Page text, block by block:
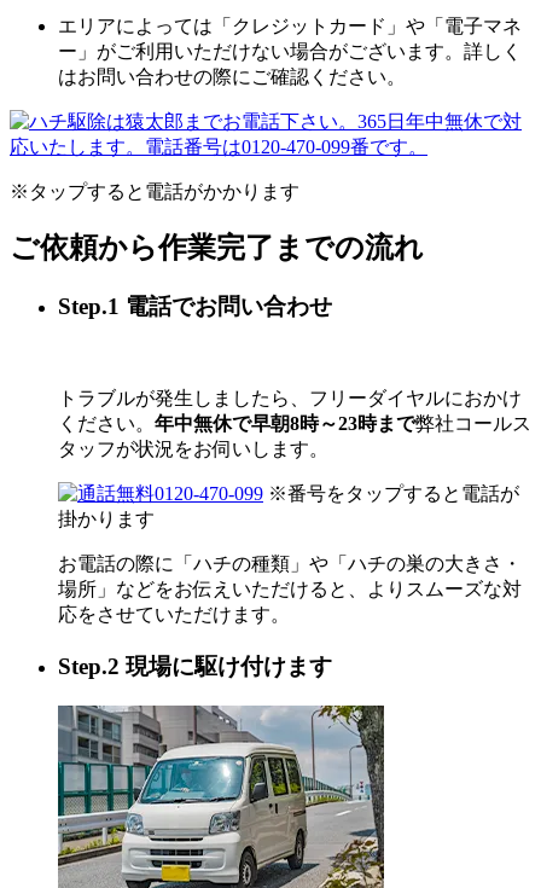
エリアによっては「クレジットカード」や「電子マネ
ー」がご利用いただけない場合がございます。詳しく
はお問い合わせの際にご確認ください。
※タップすると電話がかかります
ご依頼から作業完了までの流れ
Step.1 電話でお問い合わせ
トラブルが発生しましたら、フリーダイヤルにおかけ
ください。 年中無休で早朝8時～23時まで弊社コールス
タッフが状況をお伺いします。
0120-470-099 ※番号をタップすると電話が
掛かります
お電話の際に「ハチの種類」や「ハチの巣の大きさ・
場所」などをお伝えいただけると、よりスムーズな対
応をさせていただけます。
Step.2 現場に駆け付けます